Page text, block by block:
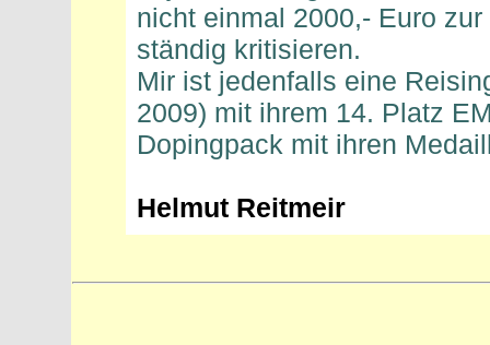
nicht einmal 2000,- Euro
ständig kritisieren.
Mir ist jedenfalls eine
2009) mit ihrem 14. Platz
Dopingpack mit ihren
Helmut Reitmeir